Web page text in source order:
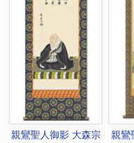
親鸞聖人御影 大森宗
親